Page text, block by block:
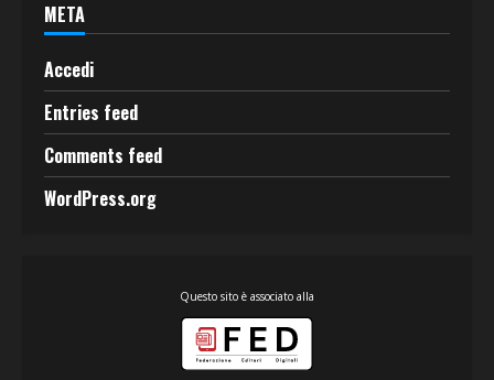
META
Accedi
Entries feed
Comments feed
WordPress.org
Questo sito è associato alla